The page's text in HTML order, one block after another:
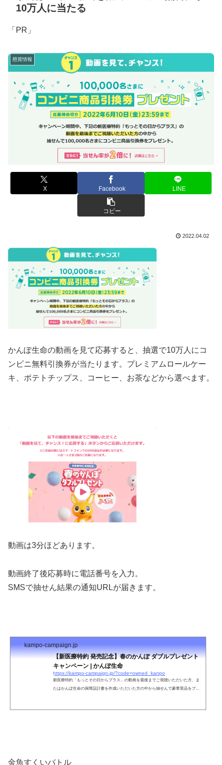
10万人に当たる
「PR」
懸賞情報
X Facebook LINE
コピー
2022.04.02
かんぽ生命の動画を見て応募すると、抽選で10万人にコ
ンビニ無料引換券が当たります。プレミアムロールケー
キ、ポテトチップス、コーヒー、お茶などから選べます。
動画は3分ほどあります。
動画終了後応募時に電話番号を入力。
SMSで抽せん結果の通知URLが届きます。
kampo-campaign.jp
【新医療特約 発売記念】春のかんぽ ダブルプレゼント
キャンペーン | かんぽ生命
https://kampo-campaign.jp/?code=owned_kanpo
新医療特約「もっとその日からプラス」の動画を最後までご視聴いただいた方、ま
たはかんぽ生命の保障設計書を作成いただいた方の中から抽せんで豪華景品をプレ
金魚すくいバトル